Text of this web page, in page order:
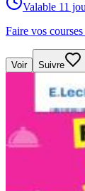
Valable 11
Faire vos
Voir Suivre